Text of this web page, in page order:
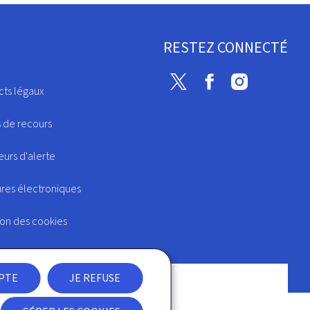
JE REFUSE
légaux
de recours
d'alerte
électroniques
des cookies
RESTEZ CONNECTÉ
Twitter Facebook